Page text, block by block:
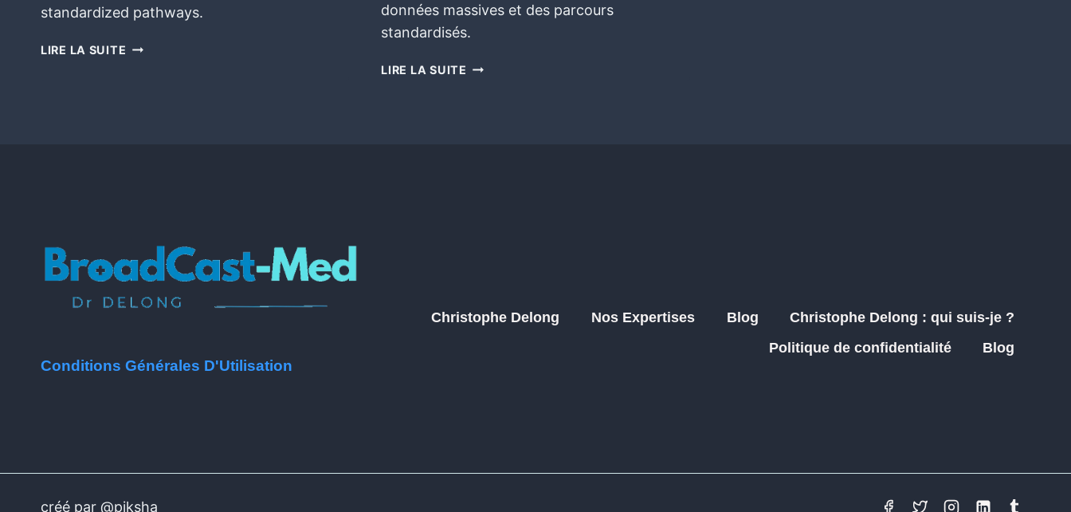
standardized pathways.
LIRE LA SUITE
données massives et des parcours
standardisés.
LIRE LA SUITE
Conditions Générales D'Utilisation
Christophe Delong Nos Expertises Blog
Christophe Delong : qui suis-je ?
Politique de confidentialité
Blog
créé par @piksha